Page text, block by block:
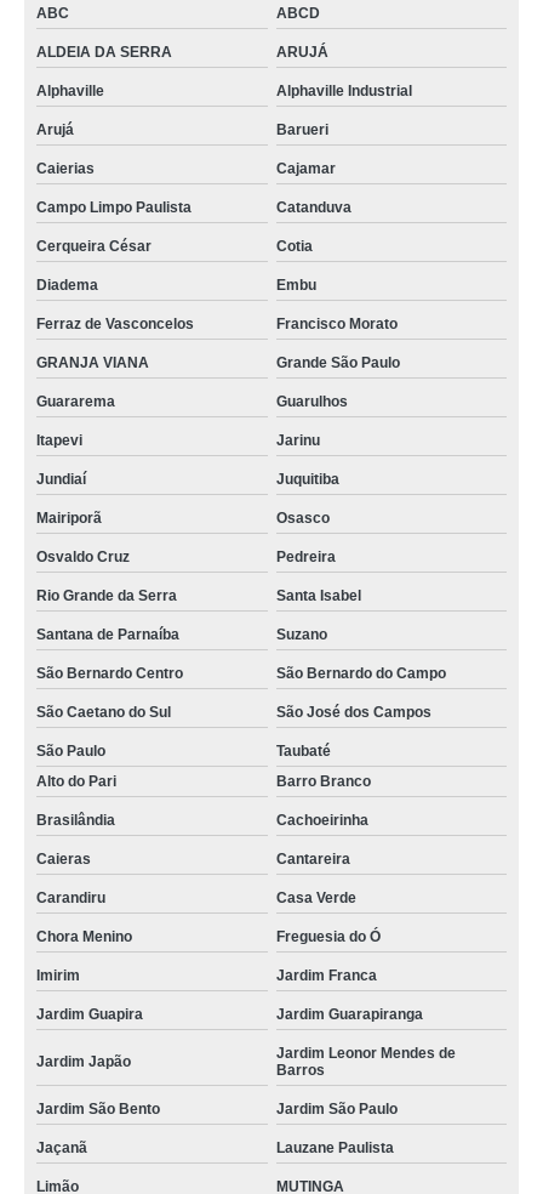
higienização de estofados de carros Parque Novo Mundo
higienizações completas automotivas Osasco
higienização automotiva enchente preços Alphaville
onde fazer higienização em carros Taubaté
qual o valor de higienização automotiva Limão
higienização automotiva bancos preços Vila Albertina
qual o valor de higienização completa automotiva Santa Isabel
higienizações de estofados de carros Pedreira
onde fazer higienização de carros Catanduva
higienizações automotivas enchente Jardim Peri Novo
higienizações automotivas enchente ABCD
higienização em carros Casa Verde
onde fazer higienização automotiva externa Jardim Nossa Senhora da
higienização automotiva bancos preços Alto do Pari
higienização carros preços Embu
qual o valor de higienização automotiva bancos Jardim São Bento
lavagem e higienizações automotivas Jardim Japão
higienização completa automotiva Rio Grande da Serra
qual o valor de higienização de estofados de carros Sítio Casa Verde
higienização de carros Itapevi
higienização completa automotiva preços Alto do Pari
higienização completa automotiva preços Caieras
higienizações automotivas bancos Carandiru
higienização automotiva enchente preços Itapevi
higienização automotiva enchente Catanduva
ABC ABCD
ALDEIA DA SERRA ARUJÁ
Alphaville Alphaville Industrial
Arujá Barueri
Caierias Cajamar
Campo Limpo Paulista Catanduva
Cerqueira César Cotia
Diadema Embu
Ferraz de Vasconcelos Francisco Morato
GRANJA VIANA Grande São Paulo
Guararema Guarulhos
Itapevi Jarinu
Jundiaí Juquitiba
Mairiporã Osasco
Osvaldo Cruz Pedreira
Rio Grande da Serra Santa Isabel
Santana de Parnaíba Suzano
São Bernardo Centro São Bernardo do Campo
São Caetano do Sul São José dos Campos
São Paulo
Taubaté
Alto do Pari
Barro Branco
Brasilândia Cachoeirinha
Caieras Cantareira
Carandiru Casa Verde
Chora Menino Freguesia do Ó
Imirim Jardim Franca
Jardim Guapira Jardim Guarapiranga
Jardim Japão
Jardim Leonor Mendes de
Barros
Jardim São Bento Jardim São Paulo
Jaçanã Lauzane Paulista
Limão MUTINGA